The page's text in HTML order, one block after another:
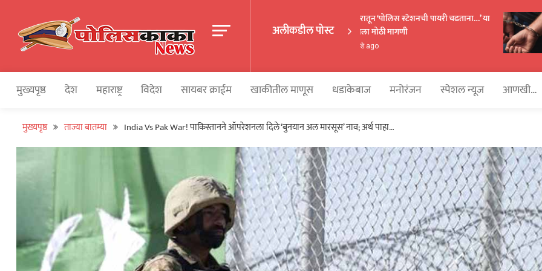
content
पोलीसकाका | POLICEKAKA
अलीकडील पोस्ट
राज्यभरातून ‘पोलिस स्टेशनची पायरी चढताना…’ या
पुस्तकाला मोठी मागणी
4 आठवडे ago
मुख्यपृष्ठ देश महाराष्ट्र विदेश सायबर क्राईम खाकीतील माणूस धडाकेबाज मनोरंजन स्पेशल न्यूज आणखी…
मुख्यपृष्ठ ताज्या बातम्या India Vs Pak War! पाकिस्तानने ऑपरेशनला दिले ‘बुनयान अल मारसूस’ नाव; अर्थ पाहा…